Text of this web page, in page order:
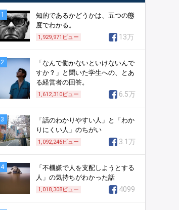
1
知的であるかどうかは、五つの態
度でわかる。
1,929,971 ビュー 13万
2
「なんで働かないといけないんで
すか？」と聞いた学生への、とあ
る経営者の回答。
1,612,310ビュー 6.5万
3
「話のわかりやすい人」と「わか
りにくい人」のちがい
1,092,246ビュー 3.1万
4
「不機嫌で人を支配しようとする
人」の気持ちがわかった話
1,018,308ビュー 4099